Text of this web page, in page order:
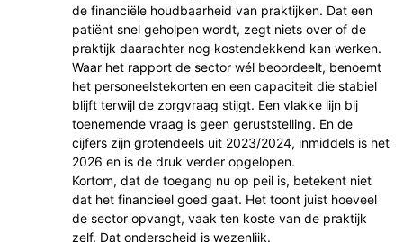
de financiële houdbaarheid van praktijken. Dat een
patiënt snel geholpen wordt, zegt niets over of de
praktijk daarachter nog kostendekkend kan werken.
Waar het rapport de sector wél beoordeelt, benoemt
het personeelstekorten en een capaciteit die stabiel
blijft terwijl de zorgvraag stijgt. Een vlakke lijn bij
toenemende vraag is geen geruststelling. En de
cijfers zijn grotendeels uit 2023/2024, inmiddels is het
2026 en is de druk verder opgelopen.
Kortom, dat de toegang nu op peil is, betekent niet
dat het financieel goed gaat. Het toont juist hoeveel
de sector opvangt, vaak ten koste van de praktijk
zelf. Dat onderscheid is wezenlijk.